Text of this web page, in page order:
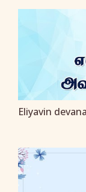
Eliyavin